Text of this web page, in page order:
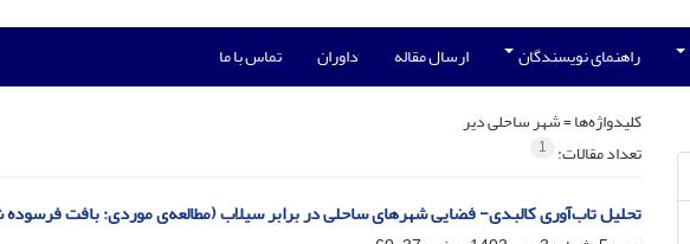
راهنمای نویسندگان ارسال مقاله داوران تماس با ما
کلیدواژه‌ها =شهر ساحلی دیر
تعداد مقالات: 1
تحلیل تاب‌آوری کالبدی- فضایی شهرهای ساحلی در برابر سیلاب (مطالعه‌ی موردی: بافت